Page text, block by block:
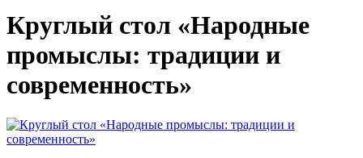
Круглый стол «Народные
промыслы: традиции и
современность»